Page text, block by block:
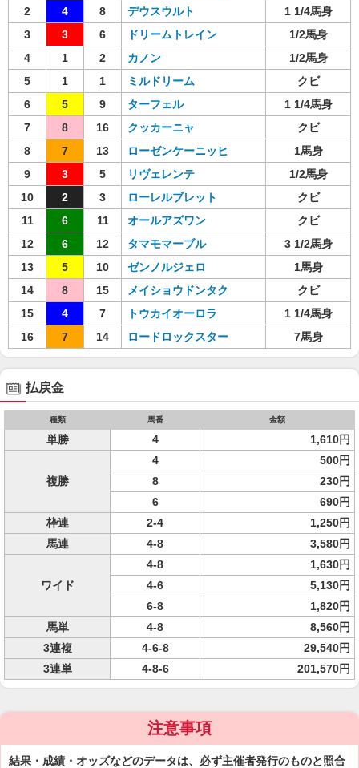
2
4 8 デウスウルト
1 1/4馬身
3
3 6 ドリームトレイン
1/2馬身
4
1 2 カノン
1/2馬身
5
1 1 ミルドリーム
クビ
6
5 9 ターフェル
1 1/4馬身
7
8 16 クッカーニャ
クビ
8
7 13 ローゼンケーニッヒ
1馬身
9
3 5 リヴェレンテ
1/2馬身
10
2 3 ローレルブレット
クビ
11
6 11 オールアズワン
クビ
12
6 12 タマモマーブル
3 1/2馬身
13
5 10 ゼンノルジェロ
1馬身
14
8 15 メイショウドンタク
クビ
15
4 7 トウカイオーロラ
1 1/4馬身
16
7 14 ロードロックスター 7馬身
払戻金
種類 馬番 金額
単勝 4 1,610円
複勝
4
500円
8
230円
6
690円
枠連
2-4
1,250円
馬連
4-8 3,580円
ワイド
4-8
1,630円
4-6
5,130円
6-8
1,820円
馬単
4-8
8,560円
3連複
4-6-8
29,540円
3連単
4-8-6 201,570円
注意事項
結果・成績・オッズなどのデータは、必ず主催者発行のものと照合